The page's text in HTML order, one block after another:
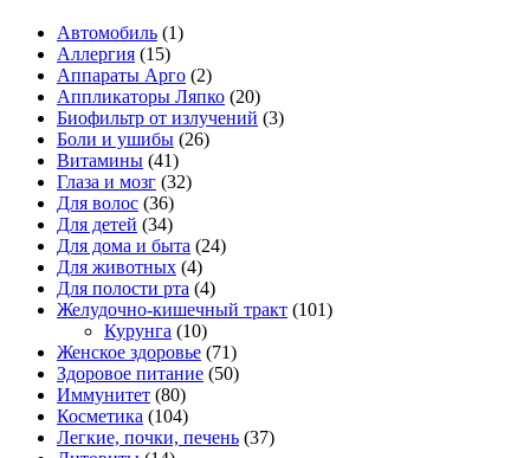
Автомобиль (1)
Аллергия (15)
Аппараты Арго (2)
Аппликаторы Ляпко (20)
Биофильтр от излучений (3)
Боли и ушибы (26)
Витамины (41)
Глаза и мозг (32)
Для волос (36)
Для детей (34)
Для дома и быта (24)
Для животных (4)
Для полости рта (4)
Желудочно-кишечный тракт (101)
Курунга (10)
Женское здоровье (71)
Здоровое питание (50)
Иммунитет (80)
Косметика (104)
Легкие, почки, печень (37)